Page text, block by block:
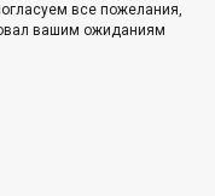
все пожелания,
вашим ожиданиям